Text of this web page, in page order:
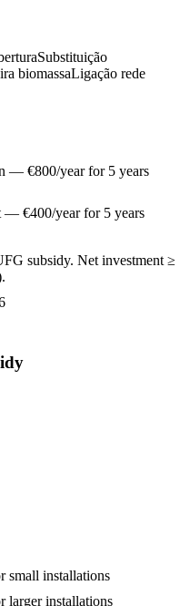
Substituição
biomassaLigação rede
— €800/year for 5 years
— €400/year for 5 years
subsidy. Net investment ≥
small installations
larger installations